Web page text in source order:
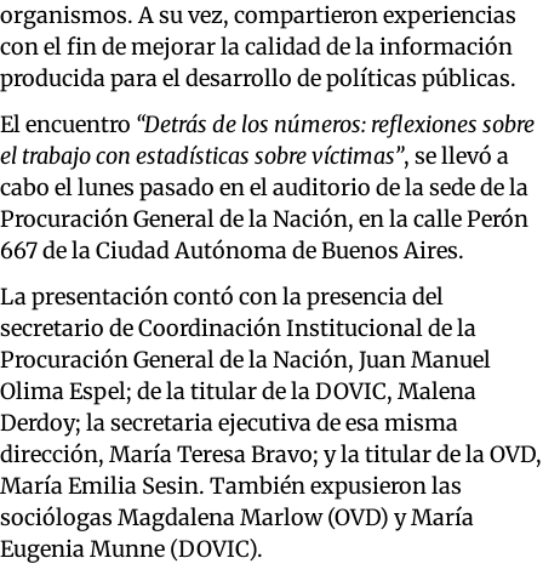
organismos. A su vez, compartieron experiencias
con el fin de mejorar la calidad de la información
producida para el desarrollo de políticas públicas.
El encuentro “Detrás de los números: reflexiones sobre
el trabajo con estadísticas sobre víctimas”, se llevó a
cabo el lunes pasado en el auditorio de la sede de la
Procuración General de la Nación, en la calle Perón
667 de la Ciudad Autónoma de Buenos Aires.
La presentación contó con la presencia del
secretario de Coordinación Institucional de la
Procuración General de la Nación, Juan Manuel
Olima Espel; de la titular de la DOVIC, Malena
Derdoy; la secretaria ejecutiva de esa misma
dirección, María Teresa Bravo; y la titular de la OVD,
María Emilia Sesin. También expusieron las
sociólogas Magdalena Marlow (OVD) y María
Eugenia Munne (DOVIC).